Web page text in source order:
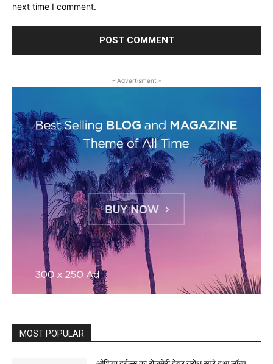
next time I comment.
- Advertisment -
MOST POPULAR